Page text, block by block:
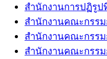
สำนักงานการปฏิรูป
สำนักงานคณะกรร
สำนักงานคณะกรรม
สำนักงานคณะกรร